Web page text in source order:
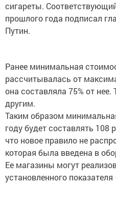
сигареты.
прошлого года подписал
Путин.
Ранее минимальная
рассчитывалась от
она составляла 75% от
другим.
Таким образом
году будет составлять 108
что новое правило не
которая была введена в
Ее магазины могут
установленного